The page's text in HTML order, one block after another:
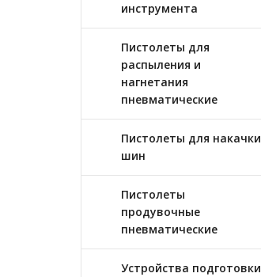
инструмента
Пистолеты для
распыления и
нагнетания
пневматические
Пистолеты для накачки
шин
Пистолеты
продувочные
пневматические
Устройства подготовки